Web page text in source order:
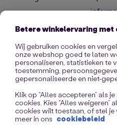
Betere winkelervaring met
Wij gebruiken cookies en
onze webshop goed te laten
personaliseren, statistieken te
toestemming,
gepersonaliseerde en niet-
Klik op “Alles accepteren” als
cookies. Kies “Alles weigeren”
cookies wilt toestaan, of stel je
meer in ons cookiebeleid